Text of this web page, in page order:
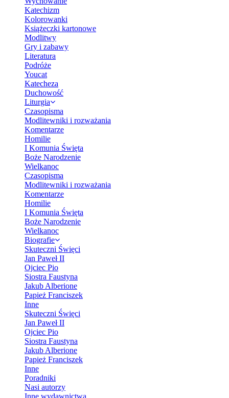
Katechizm
Kolorowanki
Książeczki kartonowe
Modlitwy
Gry i zabawy
Literatura
Podróże
Youcat
Katecheza
Duchowość
Liturgia
Czasopisma
Modlitewniki i rozważania
Komentarze
Homilie
I Komunia Święta
Boże Narodzenie
Wielkanoc
Czasopisma
Modlitewniki i rozważania
Komentarze
Homilie
I Komunia Święta
Boże Narodzenie
Wielkanoc
Biografie
Skuteczni Święci
Jan Paweł II
Ojciec Pio
Siostra Faustyna
Jakub Alberione
Papież Franciszek
Inne
Skuteczni Święci
Jan Paweł II
Ojciec Pio
Siostra Faustyna
Jakub Alberione
Papież Franciszek
Inne
Poradniki
Nasi autorzy
Inne wydawnictwa